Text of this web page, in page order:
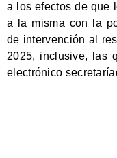
a los efectos de que
a la misma con la
de intervención al
2025, inclusive, las
electrónico secretarí